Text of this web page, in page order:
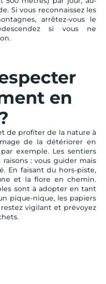
Si vous reconnaissez les
arrêtez-vous le
si vous ne
en
de profiter de la nature à
de la détériorer en
exemple. Les sentiers
: vous guider mais
En faisant du hors-piste,
et la flore en chemin.
sont à adopter en tant
pique-nique, les papiers
vigilant et prévoyez